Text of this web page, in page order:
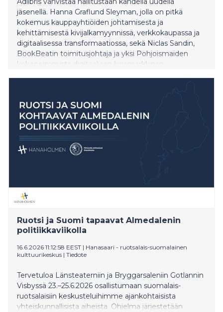
jäsenellä. Hanna Graflund Sleyman, jolla on pitkä
kokemus kauppayhtiöiden johtamisesta ja
kehittämisestä kivijalkamyynnissä, verkkokaupassa ja
digitaalisessa transformaatiossa, sekä Niclas Sandin,
BookBeatin toimitusjohtaja ja yksi Pohjoismaiden
kokeneimmista digitaalisen kirjamarkkinan
Ruotsi ja Suomi tapaavat Almedalenin
politiikkaviikolla
16.6.2026 11:12:58 EEST | Hanasaari - ruotsalais-suomalainen
kulttuurikeskus | Tiedote
Tervetuloa Länsteaterniin ja Bryggarsaleniin Gotlannin
Visbyssä 23.–25.6.2026 osallistumaan suomalais-
ruotsalaisiin keskusteluihimme ajankohtaisista
yhteiskunnallisista aiheista. Ohjelma järjestetään